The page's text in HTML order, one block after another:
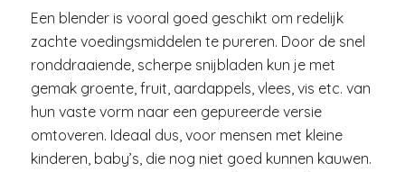
Een blender is vooral goed geschikt om redelijk
zachte voedingsmiddelen te pureren. Door de snel
ronddraaiende, scherpe snijbladen kun je met
gemak groente, fruit, aardappels, vlees, vis etc. van
hun vaste vorm naar een gepureerde versie
omtoveren. Ideaal dus, voor mensen met kleine
kinderen, baby’s, die nog niet goed kunnen kauwen.